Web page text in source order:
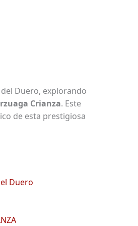
Duero, explorando
Crianza. Este
de esta prestigiosa
Duero